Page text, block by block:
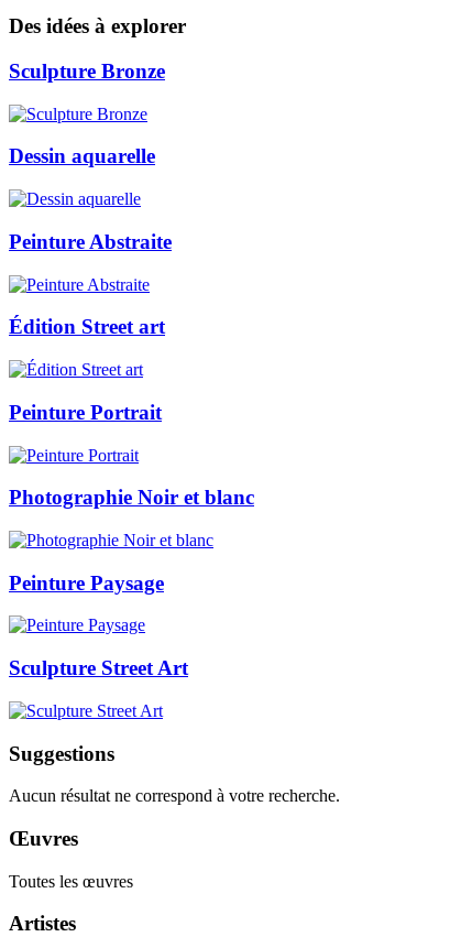
Des idées à explorer
Sculpture Bronze
Dessin aquarelle
Peinture Abstraite
Édition Street art
Peinture Portrait
Photographie Noir et blanc
Peinture Paysage
Sculpture Street Art
Suggestions
Aucun résultat ne correspond à votre recherche.
Œuvres
Toutes les œuvres
Artistes